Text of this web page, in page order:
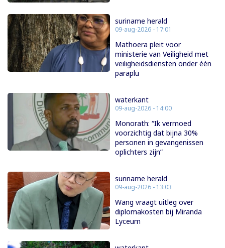
suriname herald
09-aug-2026 - 17:01
Mathoera pleit voor
ministerie van Veiligheid met
veiligheidsdiensten onder één
paraplu
waterkant
09-aug-2026 - 14:00
Monorath: “Ik vermoed
voorzichtig dat bijna 30%
personen in gevangenissen
oplichters zijn”
suriname herald
09-aug-2026 - 13:03
Wang vraagt uitleg over
diplomakosten bij Miranda
Lyceum